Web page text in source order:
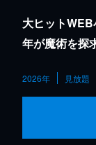
大ヒット
年が魔術を探
2026年 見放題